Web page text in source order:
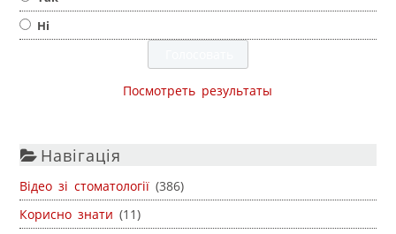
Ні
Посмотреть результаты
Навігація
Відео зі стоматології (386)
Корисно знати (11)